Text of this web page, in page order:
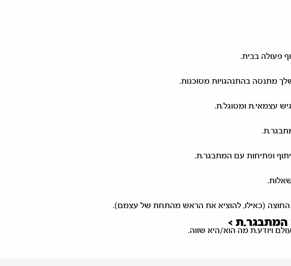
פעולה בבית.
מתנסה בהתנהגויות מסוכנות.
עצמאי.ת ומסוגל.ת.
ופתיחות עם המתבגר.ת.
החוצה (כאילו, להוציא את הראש מהתחת של עצמם).
ויודע.ת מה הוא/היא שווה.
המתבגר.ת >